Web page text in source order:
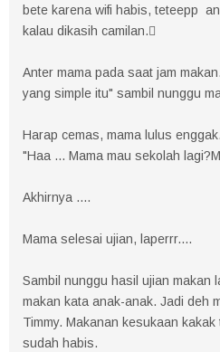
bete karena wifi habis, teteepp
kalau dikasih camilan.
Anter mama pada saat jam
yang simple itu" sambil nunggu
Harap cemas, mama lulus
"Haa ... Mama mau sekolah
Akhirnya ....
Mama selesai ujian, laperrr....
Sambil nunggu hasil ujian makan
makan kata anak-anak. Jadi deh
Timmy. Makanan kesukaan
sudah habis.